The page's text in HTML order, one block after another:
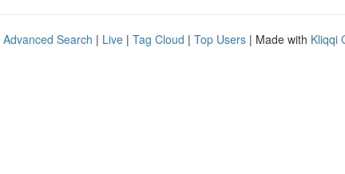
Advanced Search | Live | Tag Cloud | Top Users | Made with Kliqqi